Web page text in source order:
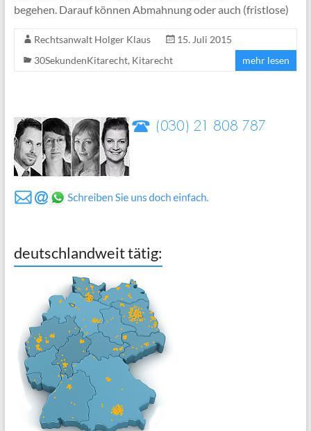
begehen. Darauf können Abmahnung oder auch (fristlose)
Rechtsanwalt Holger Klaus
15. Juli 2015
30SekundenKitarecht, Kitarecht mehr lesen
deutschlandweit tätig: